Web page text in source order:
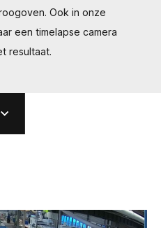
Ook in onze
een timelapse camera
resultaat.